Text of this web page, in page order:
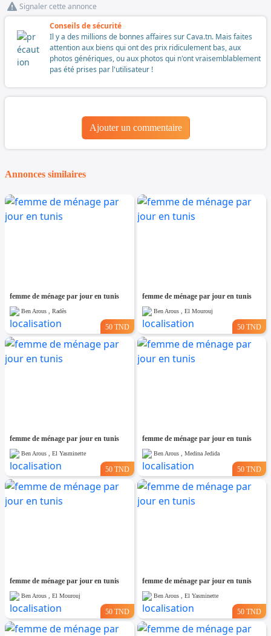
Signaler cette annonce
Conseils de sécurité
Il y a des millions de bonnes affaires sur Cava.tn. Mais faites
attention aux biens qui ont des prix ridiculement bas, aux
photos génériques, ou aux photos qui n'ont vraisemblablement
pas été prises par l'utilisateur !
Ajouter un commentaire
Annonces similaires
femme de ménage par jour en tunis
Ben Arous , Radès
50 TND
femme de ménage par jour en tunis
Ben Arous , El Mourouj
50 TND
femme de ménage par jour en tunis
Ben Arous , El Yasminette
50 TND
femme de ménage par jour en tunis
Ben Arous , Medina Jedida
50 TND
femme de ménage par jour en tunis
Ben Arous , El Mourouj
50 TND
femme de ménage par jour en tunis
Ben Arous , El Yasminette
50 TND